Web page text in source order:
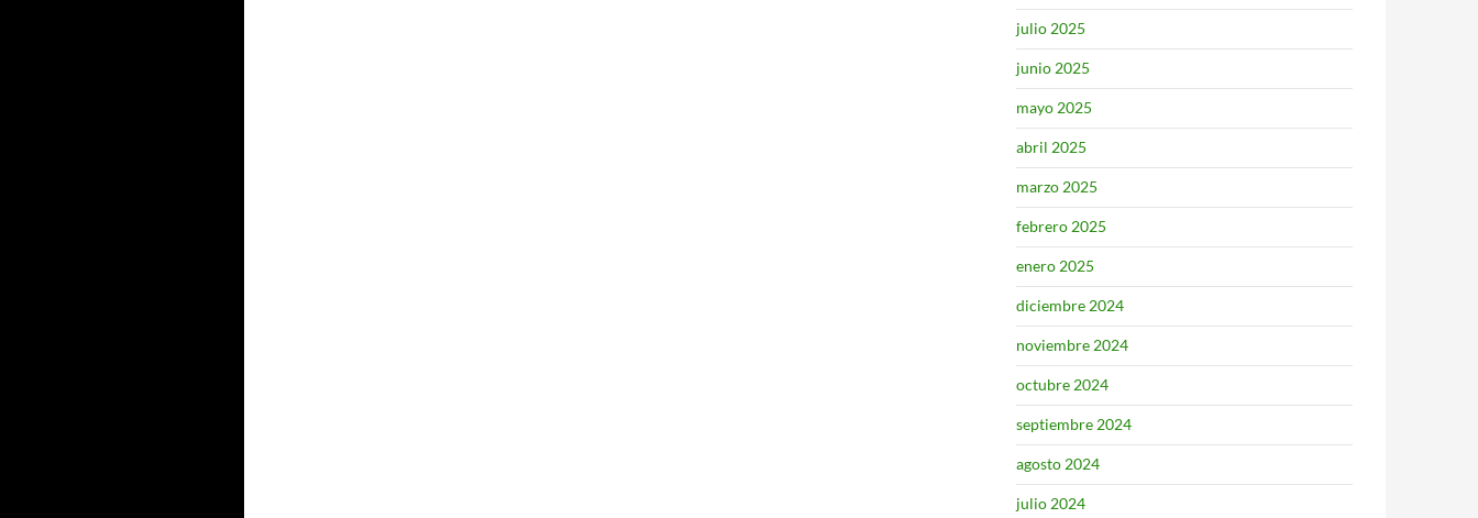
julio 2025
junio 2025
mayo 2025
abril 2025
marzo 2025
febrero 2025
enero 2025
diciembre 2024
noviembre 2024
octubre 2024
septiembre 2024
agosto 2024
julio 2024